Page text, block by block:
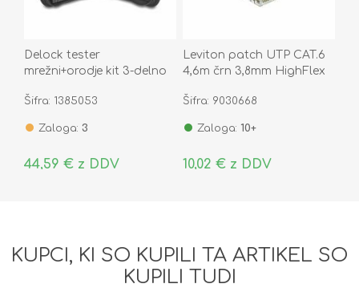
Delock tester
mrežni+orodje kit 3-delno
Šifra: 1385053
Zaloga: 3
44,59 € z DDV
Leviton patch UTP CAT.6
4,6m črn 3,8mm HighFlex
Šifra: 9030668
Zaloga: 10+
10,02 € z DDV
KUPCI, KI SO KUPILI TA ARTIKEL SO
KUPILI TUDI